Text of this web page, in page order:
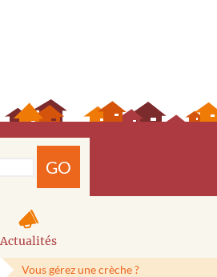
GO
Actualités
Vous gérez une crèche ?